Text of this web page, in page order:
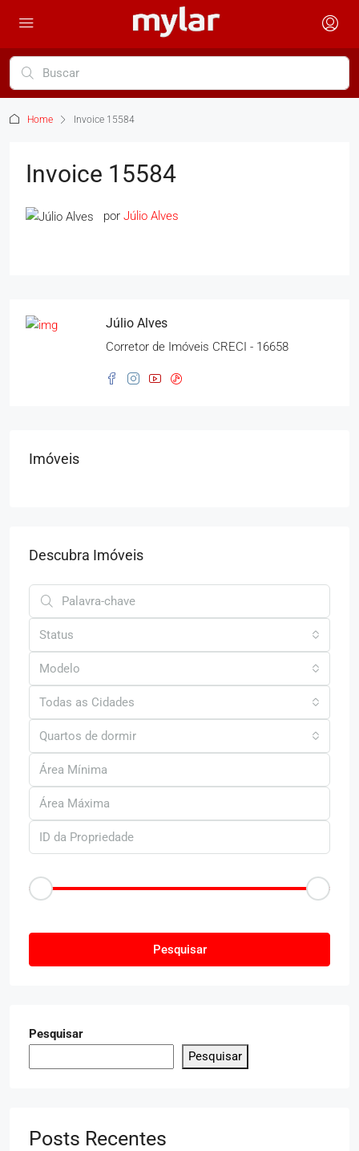
Home Invoice 15584
Invoice 15584
por Júlio Alves
Júlio Alves
Corretor de Imóveis CRECI - 16658
Imóveis
Descubra Imóveis
Status
Modelo
Todas as Cidades
Quartos de dormir
Pesquisar
Pesquisar
Pesquisar
Posts Recentes